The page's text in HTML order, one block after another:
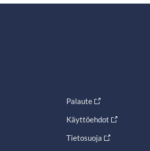
Palaute
Käyttöehdot
Tietosuoja